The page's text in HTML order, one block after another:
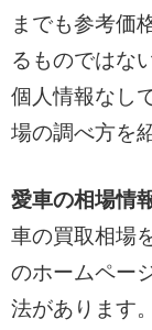
までも参考価
るものではな
個人情報なし
場の調べ方を
愛車の相場情
車の買取相場
のホームペー
法があります